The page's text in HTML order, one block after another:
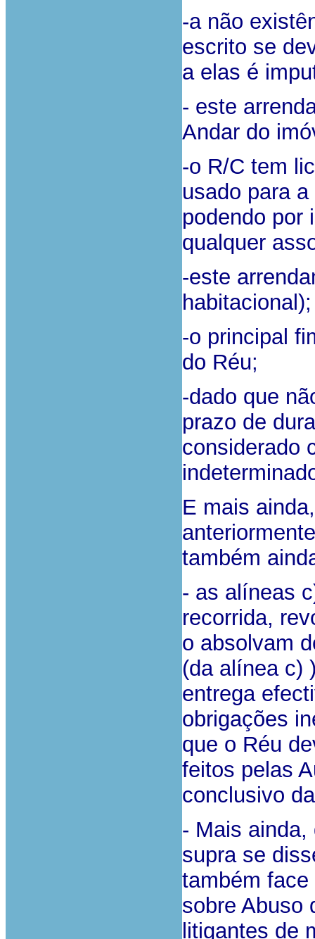
-a não
escrito se
a elas é
- este
Andar do
-o R/C tem
usado para
podendo por
qualquer
-este
habitacional);
-o principal
do Réu;
-dado que
prazo de
considerado
E mais
também
- as alíneas
recorrida,
o absolvam
(da alínea c)
entrega
obrigações
que o Réu
feitos pelas
conclusivo
- Mais ainda,
supra se
também
sobre Abuso
litigantes de